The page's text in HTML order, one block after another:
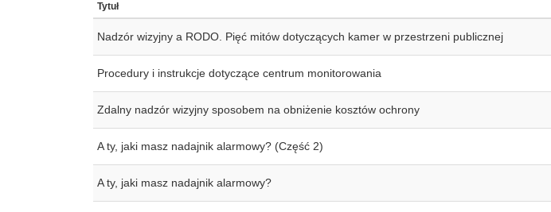
Tytuł
Nadzór wizyjny a RODO. Pięć mitów dotyczących kamer w przestrzeni publicznej
Procedury i instrukcje dotyczące centrum monitorowania
Zdalny nadzór wizyjny sposobem na obniżenie kosztów ochrony
A ty, jaki masz nadajnik alarmowy? (Część 2)
A ty, jaki masz nadajnik alarmowy?